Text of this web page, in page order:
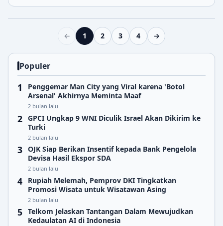
← 1 2 3 4 →
Populer
Penggemar Man City yang Viral karena 'Botol
Arsenal' Akhirnya Meminta Maaf
2 bulan lalu
GPCI Ungkap 9 WNI Diculik Israel Akan Dikirim ke
Turki
2 bulan lalu
OJK Siap Berikan Insentif kepada Bank Pengelola
Devisa Hasil Ekspor SDA
2 bulan lalu
Rupiah Melemah, Pemprov DKI Tingkatkan
Promosi Wisata untuk Wisatawan Asing
2 bulan lalu
Telkom Jelaskan Tantangan Dalam Mewujudkan
Kedaulatan AI di Indonesia